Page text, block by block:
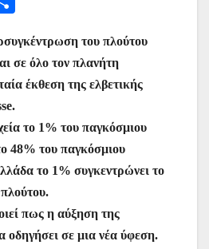
ai
l
e
st
s
e
n
g
er
gr
a
m
ρ
α
τε
ίτ
ε
του πλούτου
σε όλο τον πλανήτη
έκθεση της ελβετικής
το 1% του παγκόσμιου
48% του παγκόσμιου
το 1% συγκεντρώνει το
πως η αύξηση της
οδηγήσει σε μια νέα ύφεση.